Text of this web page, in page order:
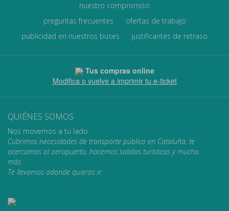
nuestro compromiso
preguntas frecuentes
ofertas de trabajo
publicidad en nuestros buses
justificantes de retraso
Tus compras online
Modifica o vuelve a imprimir tu e-ticket
QUIÉNES SOMOS
Nos movemos a tu lado
Cubrimos necesidades de transporte público en Cataluña, te
acercamos al aeropuerto, hacemos salidas turísticas y mucho
más.
Te llevamos adonde quieras ir.